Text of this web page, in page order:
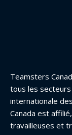
Teamsters
tous les
internationale
Canada est
travailleuses et